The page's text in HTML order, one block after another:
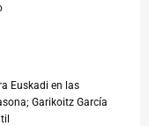
Euskadi en las
Garikoitz García